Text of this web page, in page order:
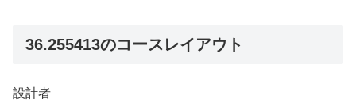
36.255413のコースレイアウト
設計者